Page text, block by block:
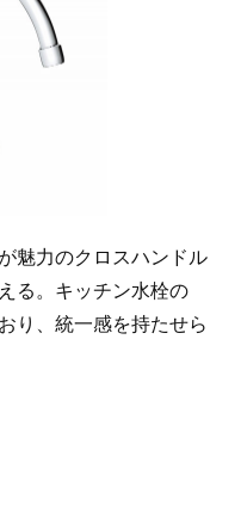
魅力のクロスハンドル
る。キッチン水栓の
り、統一感を持たせら